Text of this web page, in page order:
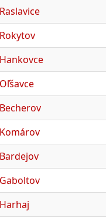
Raslavice
Rokytov
Hankovce
Oľšavce
Becherov
Komárov
Bardejov
Gaboltov
Harhaj